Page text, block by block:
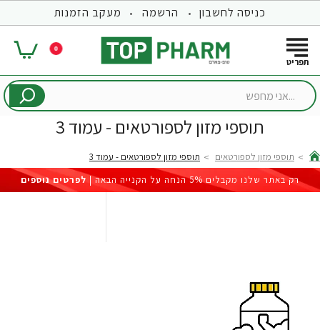
כניסה לחשבון הרשמה מעקב הזמנות
0
...אני
תוספי מזון לספורטאים - עמוד 3
home
תוספי מזון לספורטאים
תוספי מזון לספורטאים - עמוד 3
רק באתר שלנו מקבלים 5% הנחה על הקנייה הבאה |
לפרטים נוספים